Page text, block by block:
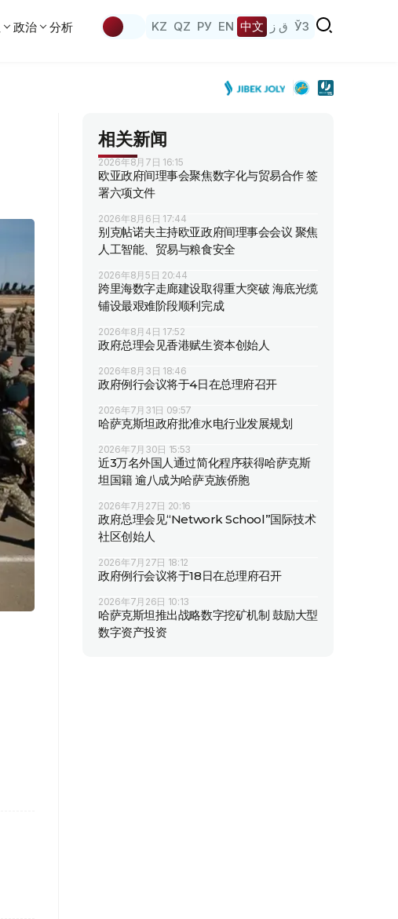
政治 分析 KZ QZ РУ EN 中文 ق ز ЎЗ
相关新闻
2026年8月7日 16:15
欧亚政府间理事会聚焦数字化与贸易合作 签
署六项文件
2026年8月6日 17:44
别克帖诺夫主持欧亚政府间理事会会议 聚焦
人工智能、贸易与粮食安全
2026年8月5日 20:44
跨里海数字走廊建设取得重大突破 海底光缆
铺设最艰难阶段顺利完成
2026年8月4日 17:52
政府总理会见香港赋生资本创始人
2026年8月3日 18:46
政府例行会议将于4日在总理府召开
2026年7月31日 09:57
哈萨克斯坦政府批准水电行业发展规划
2026年7月30日 15:53
近3万名外国人通过简化程序获得哈萨克斯
坦国籍 逾八成为哈萨克族侨胞
2026年7月27日 20:16
政府总理会见“Network School”国际技术
社区创始人
2026年7月27日 18:12
政府例行会议将于18日在总理府召开
2026年7月26日 10:13
哈萨克斯坦推出战略数字挖矿机制 鼓励大型
数字资产投资